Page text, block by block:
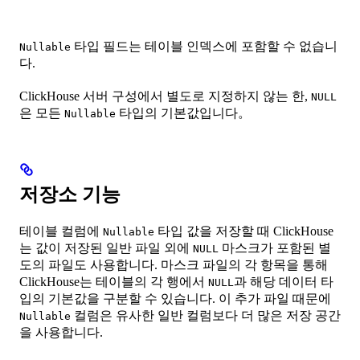
Nullable 타입 필드는 테이블 인덱스에 포함할 수 없습니
다.
ClickHouse 서버 구성에서 별도로 지정하지 않는 한, NULL
은 모든 Nullable 타입의 기본값입니다。
저장소 기능
테이블 컬럼에 Nullable 타입 값을 저장할 때 ClickHouse
는 값이 저장된 일반 파일 외에 NULL 마스크가 포함된 별
도의 파일도 사용합니다. 마스크 파일의 각 항목을 통해
ClickHouse는 테이블의 각 행에서 NULL과 해당 데이터 타
입의 기본값을 구분할 수 있습니다. 이 추가 파일 때문에
Nullable 컬럼은 유사한 일반 컬럼보다 더 많은 저장 공간
을 사용합니다.